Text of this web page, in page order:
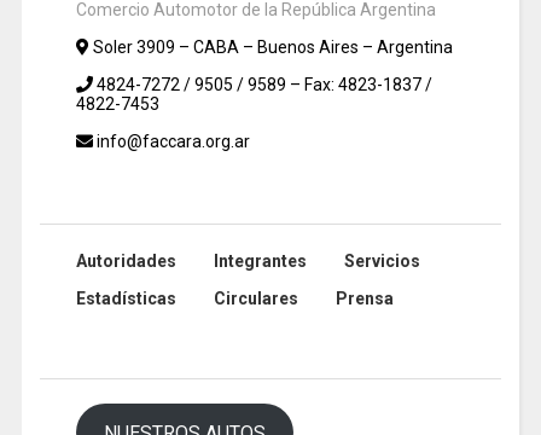
Comercio Automotor de la República Argentina
Soler 3909 – CABA – Buenos Aires – Argentina
4824-7272 / 9505 / 9589 – Fax: 4823-1837 /
4822-7453
info@faccara.org.ar
Autoridades Integrantes
Servicios
Estadísticas
Circulares Prensa